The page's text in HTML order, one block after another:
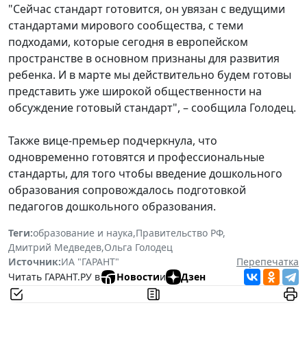
"Сейчас стандарт готовится, он увязан с ведущими
стандартами мирового сообщества, с теми
подходами, которые сегодня в европейском
пространстве в основном признаны для развития
ребенка. И в марте мы действительно будем готовы
представить уже широкой общественности на
обсуждение готовый стандарт", – сообщила Голодец.
Также вице-премьер подчеркнула, что
одновременно готовятся и профессиональные
стандарты, для того чтобы введение дошкольного
образования сопровождалось подготовкой
педагогов дошкольного образования.
Теги:образование и наука,Правительство РФ,
Дмитрий Медведев,Ольга Голодец
Источник:ИА "ГАРАНТ"
Перепечатка
Читать ГАРАНТ.РУ в
Новостии Дзен